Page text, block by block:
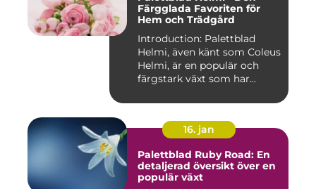
Färgglada Favoriten för
Hem och Trädgård
Introduction: Palettblad
Helmi, även känt som Coleus
Helmi, är en populär och
färgstark växt som har...
16. jan
Palettblad Ruby Road: En
detaljerad översikt över en
populär växt